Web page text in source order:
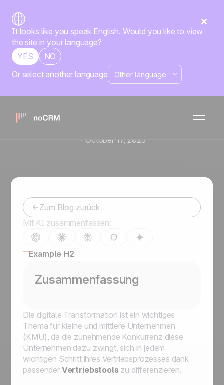
It looks like you speak English. Would you like to view
the site in your language?
YES
NO
Or select another language
Vertriebstools: Die besten
Tipps für Sales
Representatives (SDRs)
- October 17, 2023
Zum Blog zurück
Mit KI zusammenfassen:
Example H2
Zusammenfassung
Die digitale Transformation ist ein wichtiges
Thema für kleine und mittlere Unternehmen
(KMU), da die zunehmende Konkurrenz diese
Unternehmen dazu zwingt, sich in jedem
wichtigen Schritt ihres Vertriebsprozesses dank
passender Vertriebstoolszu differenzieren.